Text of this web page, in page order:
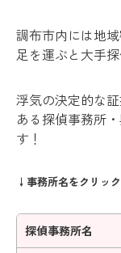
調布市内には地
足を運ぶと大手
浮気の決定的な
ある探偵事務所
す！
↓事務所名をクリッ
探偵事務所名